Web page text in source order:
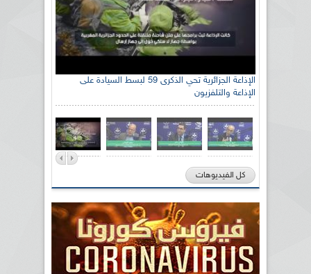
الإذاعة الجزائرية تحي الذكرى 59 لبسط السيادة على
الإذاعة والتلفزيون
كل الفيديوهات